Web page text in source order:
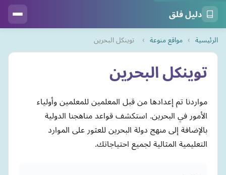
دليل فلق
الرئيسية › مواقع منوعة › توينكل البحرين
توينكل البحرين
مواردنا تم إعدادها من قبل المعلمين للمعلمين وأولياء
الأمور في البحرين. استكشف قواعد مناهجنا الدولية
بالإضافة إلى منهج دولة البحرين للعثور على الموارد
التعليمية المثالية لجميع احتياجاتك.